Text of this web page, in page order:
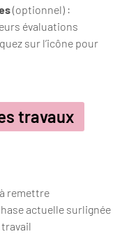
(optionnel) :
évaluations
sur l’icône pour
travaux
remettre
actuelle surlignée